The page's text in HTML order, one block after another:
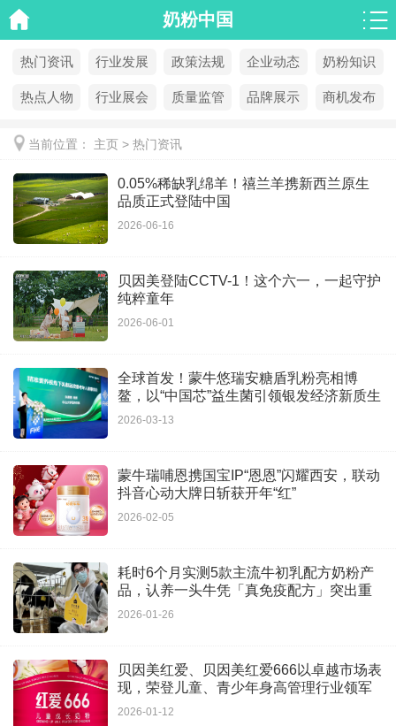
奶粉中国
热门资讯 行业发展 政策法规 企业动态 奶粉知识
热点人物 行业展会 质量监管 品牌展示 商机发布
当前位置： 主页 > 热门资讯
0.05%稀缺乳绵羊！禧兰羊携新西兰原生
品质正式登陆中国
2026-06-16
贝因美登陆CCTV-1！这个六一，一起守护
纯粹童年
2026-06-01
全球首发！蒙牛悠瑞安糖盾乳粉亮相博
鳌，以“中国芯”益生菌引领银发经济新质生
产力
2026-03-13
蒙牛瑞哺恩携国宝IP“恩恩”闪耀西安，联动
抖音心动大牌日斩获开年“红”
2026-02-05
耗时6个月实测5款主流牛初乳配方奶粉产
品，认养一头牛凭「真免疫配方」突出重
围
2026-01-26
贝因美红爱、贝因美红爱666以卓越市场表
现，荣登儿童、青少年身高管理行业领军
地位
2026-01-12